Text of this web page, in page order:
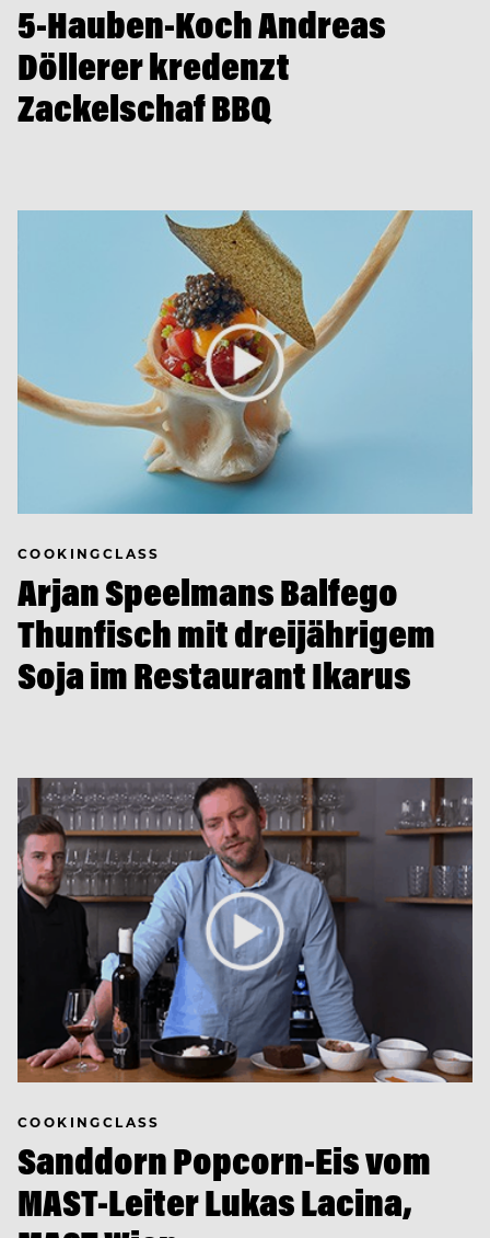
5-Hauben-Koch Andreas
Döllerer kredenzt
Zackelschaf BBQ
COOKINGCLASS
Arjan Speelmans Balfego
Thunfisch mit dreijährigem
Soja im Restaurant Ikarus
COOKINGCLASS
Sanddorn Popcorn-Eis vom
MAST-Leiter Lukas Lacina,